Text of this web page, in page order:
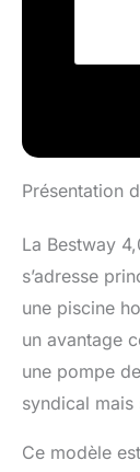
Présentation
La Bestway
s’adresse
une piscine
un avantage
une pompe
syndical
Ce modèle